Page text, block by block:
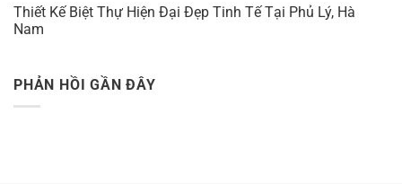
Thiết Kế Biệt Thự Hiện Đại Đẹp Tinh Tế Tại Phủ Lý, Hà
Nam
PHẢN HỒI GẦN ĐÂY